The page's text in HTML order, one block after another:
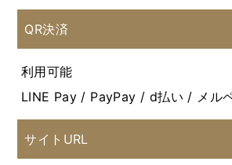
QR決済
利用可能
LINE Pay / PayPay / d払い / メル
サイトURL